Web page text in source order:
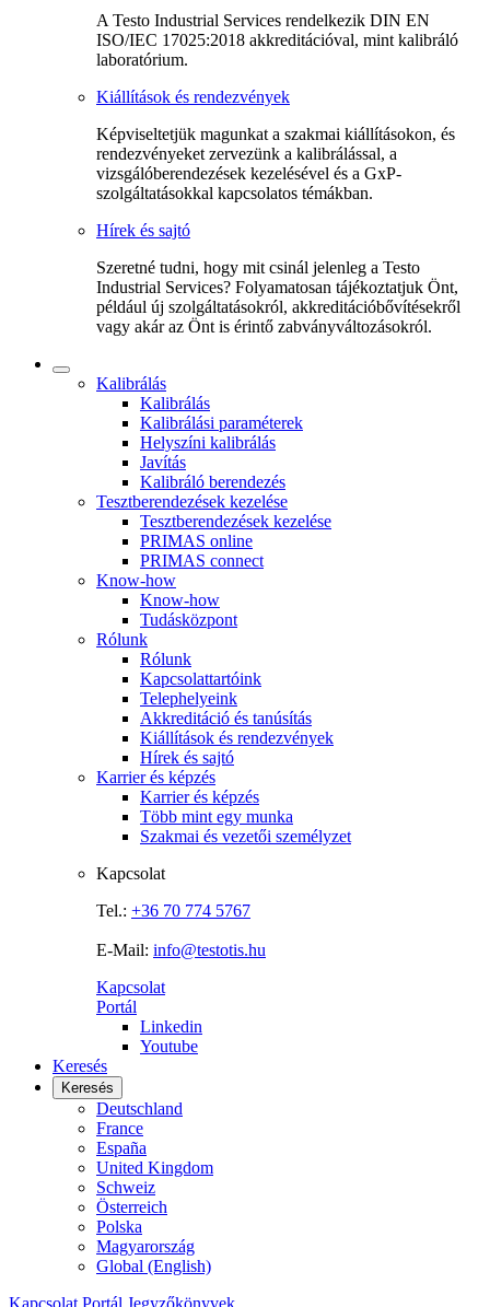
A Testo Industrial Services rendelkezik DIN EN
ISO/IEC 17025:2018 akkreditációval, mint kalibráló
laboratórium.
Kiállítások és rendezvények
Képviseltetjük magunkat a szakmai kiállításokon, és
rendezvényeket zervezünk a kalibrálással, a
vizsgálóberendezések kezelésével és a GxP-
szolgáltatásokkal kapcsolatos témákban.
Hírek és sajtó
Szeretné tudni, hogy mit csinál jelenleg a Testo
Industrial Services? Folyamatosan tájékoztatjuk Önt,
például új szolgáltatásokról, akkreditációbővítésekről
vagy akár az Önt is érintő zabványváltozásokról.
Kalibrálás
Kalibrálás
Kalibrálási paraméterek
Helyszíni kalibrálás
Javítás
Kalibráló berendezés
Tesztberendezések kezelése
Tesztberendezések kezelése
PRIMAS online
PRIMAS connect
Know-how
Know-how
Tudásközpont
Rólunk
Rólunk
Kapcsolattartóink
Telephelyeink
Akkreditáció és tanúsítás
Kiállítások és rendezvények
Hírek és sajtó
Karrier és képzés
Karrier és képzés
Több mint egy munka
Szakmai és vezetői személyzet
Kapcsolat
Tel.: +36 70 774 5767
E-Mail: info@testotis.hu
Kapcsolat
Portál
Linkedin
Youtube
Keresés
Keresés
Deutschland
France
España
United Kingdom
Schweiz
Österreich
Polska
Magyarország
Global (English)
Kapcsolat Portál Jegyzőkönyvek